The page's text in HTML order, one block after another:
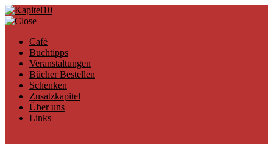
Café
Buchtipps
Veranstaltungen
Bücher Bestellen
Schenken
Zusatzkapitel
Über uns
Links